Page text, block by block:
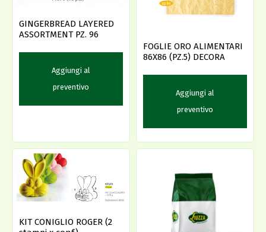
GINGERBREAD LAYERED
ASSORTMENT PZ. 96
Aggiungi al
preventivo
FOGLIE ORO ALIMENTARI
86X86 (PZ.5) DECORA
Aggiungi al
preventivo
KIT CONIGLIO ROGER (2